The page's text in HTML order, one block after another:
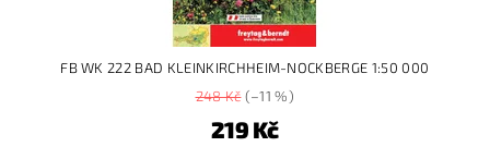
FB WK 222 BAD KLEINKIRCHHEIM-NOCKBERGE 1:50 000
248 Kč(–11 %)
219 Kč